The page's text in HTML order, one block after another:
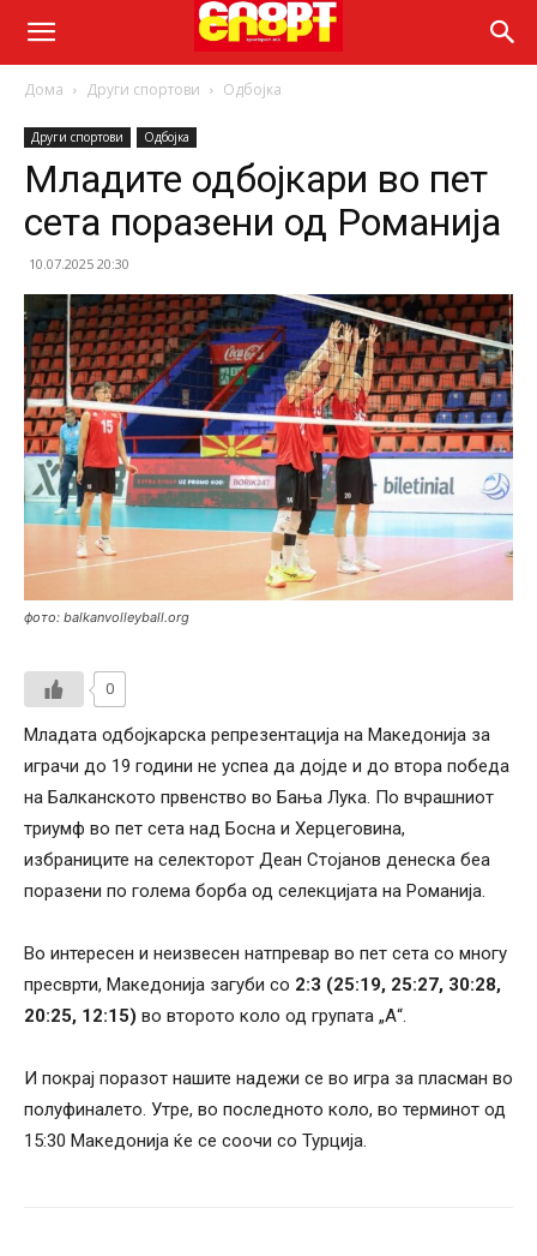
Дома Други спортови Одбојка
Други спортови Одбојка
Младите одбојкари во пет
сета поразени од Романија
10.07.2025 20:30
фото: balkanvolleyball.org
0
Младата одбојкарска репрезентација на Македонија за
играчи до 19 години не успеа да дојде и до втора победа
на Балканското првенство во Бања Лука. По вчрашниот
триумф во пет сета над Босна и Херцеговина,
избраниците на селекторот Деан Стојанов денеска беа
поразени по голема борба од селекцијата на Романија.
Во интересен и неизвесен натпревар во пет сета со многу
пресврти, Македонија загуби со 2:3 (25:19, 25:27, 30:28,
20:25, 12:15) во второто коло од групата „А“.
И покрај поразот нашите надежи се во игра за пласман во
полуфиналето. Утре, во последното коло, во терминот од
15:30 Македонија ќе се соочи со Турција.